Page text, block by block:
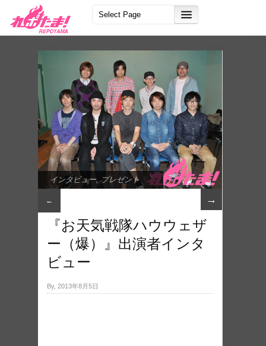
インタビュー,プレゼント
← →
『お天気戦隊ハウウェザ
ー（爆）』出演者インタ
ビュー
By, 2013年8月5日